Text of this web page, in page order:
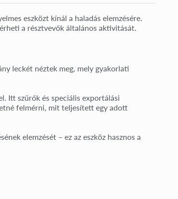
eszközt kínál a haladás elemzésére.
a résztvevők általános aktivitását.
leckét néztek meg, mely gyakorlati
Itt szűrők és speciális exportálási
felmérni, mit teljesített egy adott
elemzését – ez az eszköz hasznos a